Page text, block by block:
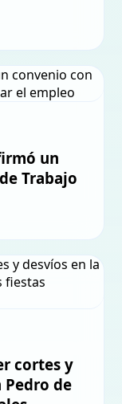
un
Trabajo
cortes y
Pedro de